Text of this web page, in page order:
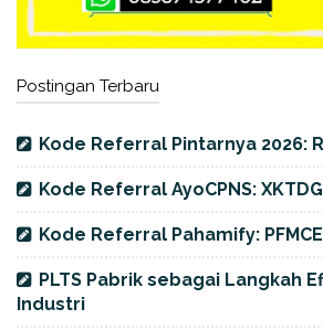
Postingan Terbaru
Kode Referral Pintarnya 2026:
Kode Referral AyoCPNS:
Kode Referral Pahamify:
PLTS Pabrik sebagai Langkah
Industri